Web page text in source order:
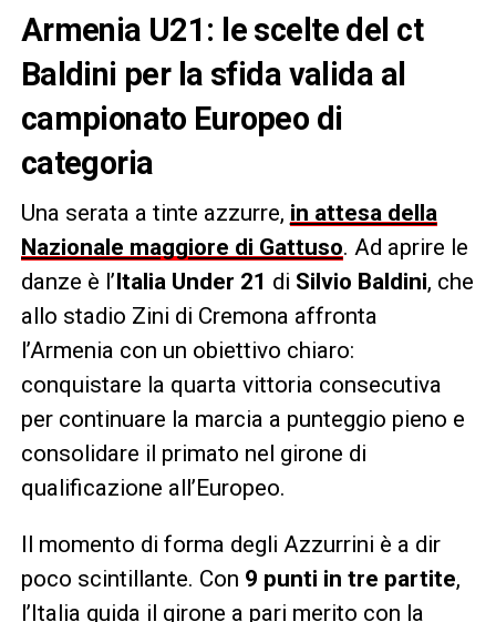
Armenia U21: le scelte del ct
Baldini per la sfida valida al
campionato Europeo di
categoria
Una serata a tinte azzurre, in attesa della
Nazionale maggiore di Gattuso. Ad aprire le
danze è l’Italia Under 21 di Silvio Baldini, che
allo stadio Zini di Cremona affronta
l’Armenia con un obiettivo chiaro:
conquistare la quarta vittoria consecutiva
per continuare la marcia a punteggio pieno e
consolidare il primato nel girone di
qualificazione all’Europeo.
Il momento di forma degli Azzurrini è a dir
poco scintillante. Con 9 punti in tre partite,
l’Italia guida il girone a pari merito con la